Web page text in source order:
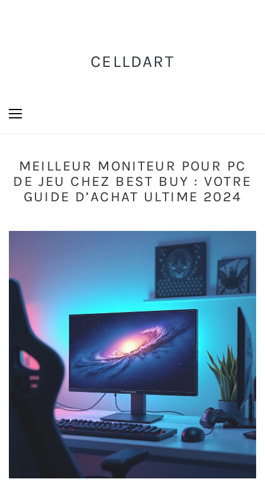
CELLDART
MEILLEUR MONITEUR POUR PC
DE JEU CHEZ BEST BUY : VOTRE
GUIDE D’ACHAT ULTIME 2024